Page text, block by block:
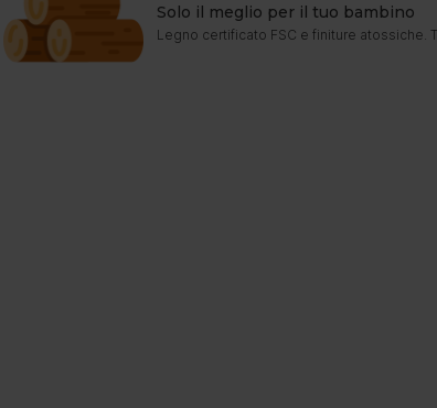
Solo il meglio per il tuo bambino
Legno certificato FSC e finiture atossiche.